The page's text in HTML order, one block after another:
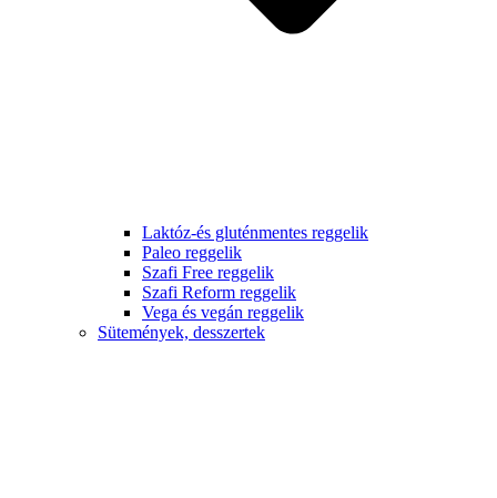
Laktóz-és gluténmentes reggelik
Paleo reggelik
Szafi Free reggelik
Szafi Reform reggelik
Vega és vegán reggelik
Sütemények, desszertek